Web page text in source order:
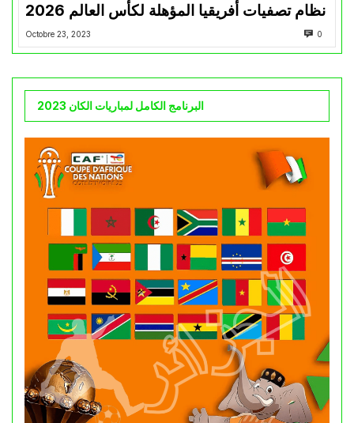
نظام تصفيات أفريقيا المؤهلة لكأس العالم 2026
Octobre 23, 2023 0
البرنامج الكامل لمباريات الكان 2023